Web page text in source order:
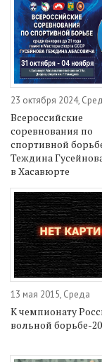
23 октября 2024,
Всероссийские
соревнования по
спортивной
Теждина
в Хасавюрте
13 мая 2015, Среда
К чемпионату
вольной борьбе-